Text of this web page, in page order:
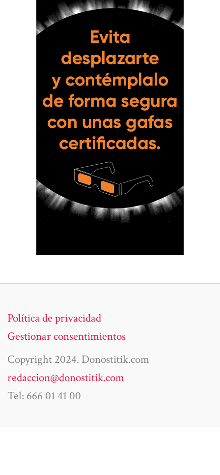
Política de privacidad
Gestionar consentimientos
Copyright 2024. Donostitik.com
redaccion@donostitik.com
Tel: 666 01 41 00